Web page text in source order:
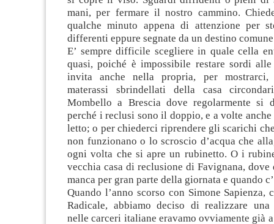
mani, per fermare il nostro cammino.
qualche minuto appena di attenzione per
differenti eppure segnate da un destino
E’ sempre difficile scegliere in quale cella
quasi, poiché è impossibile restare sordi
invita anche nella propria, per
materassi sbrindellati della casa
Mombello a Brescia dove regolarmente si
perché i reclusi sono il doppio, e a volte
letto; o per chiederci riprendere gli scarichi
non funzionano o lo scroscio d’acqua che
ogni volta che si apre un rubinetto. O i
vecchia casa di reclusione di Favignana, dove
manca per gran parte della giornata e quando
Quando l’anno scorso con Simone Sapienza,
Radicale, abbiamo deciso di realizzare una
nelle carceri italiane eravamo ovviamente già